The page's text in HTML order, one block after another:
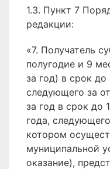
1.3. Пункт 7
редакции:
«7. Получатель
полугодие и 9
за год) в срок до
следующего за
за год в срок до
года,
котором
муниципальной
оказание),